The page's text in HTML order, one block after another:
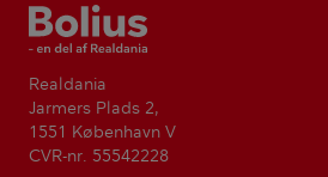
Bolius
Realdania
Jarmers Plads 2,
1551 København V
CVR-nr. 55542228